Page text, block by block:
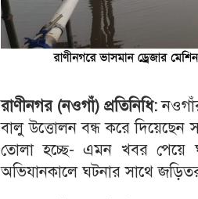
রাণীনগর (নওগাঁ) প্রতিনিধি:
বালু উত্তোলন বন্ধ করে দিয়েছেন
তোলা হচ্ছে- এমন খবর পেয়ে
অভিযানকালে ঘটনার সাথে